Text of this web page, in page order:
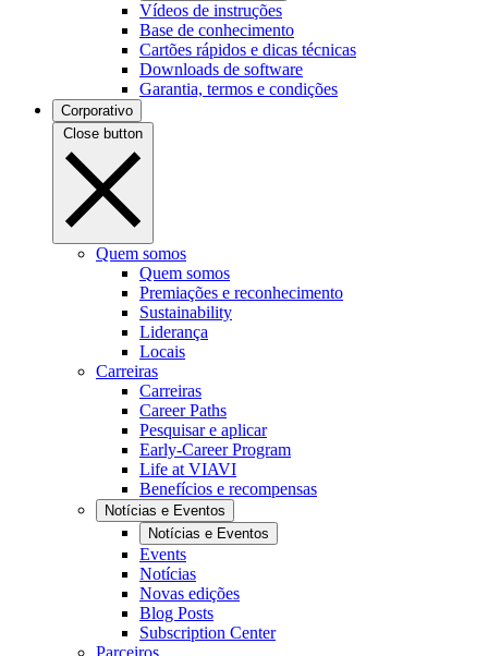
Vídeos de instruções
Base de conhecimento
Cartões rápidos e dicas técnicas
Downloads de software
Garantia, termos e condições
Corporativo
Close button
Quem somos
Quem somos
Premiações e reconhecimento
Sustainability
Liderança
Locais
Carreiras
Carreiras
Career Paths
Pesquisar e aplicar
Early-Career Program
Life at VIAVI
Benefícios e recompensas
Notícias e Eventos
Notícias e Eventos
Events
Notícias
Novas edições
Blog Posts
Subscription Center